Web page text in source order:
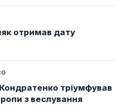
отримав дату
тріумфував
з веслування